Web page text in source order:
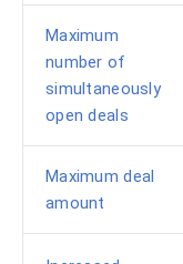
Maximum
number of
simultaneously
open deals
Maximum deal
amount